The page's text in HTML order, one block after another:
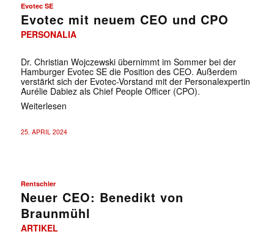
Evotec SE
Evotec mit neuem CEO und CPO
PERSONALIA
Dr. Christian Wojczewski übernimmt im Sommer bei der
Hamburger Evotec SE die Position des CEO. Außerdem
verstärkt sich der Evotec-Vorstand mit der Personalexpertin
Aurélie Dabiez als Chief People Officer (CPO).
Weiterlesen
25. APRIL 2024
Rentschler
Neuer CEO: Benedikt von
Braunmühl
ARTIKEL